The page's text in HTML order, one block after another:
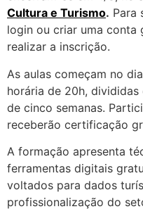
Cultura e Turismo. Para
login ou criar uma conta
realizar a inscrição.
As aulas começam no
horária de 20h,
de cinco semanas.
receberão certificação
A formação apresenta
ferramentas digitais
voltados para dados
profissionalização do